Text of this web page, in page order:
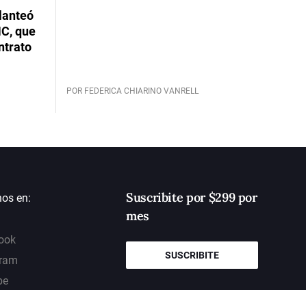
que
POR FEDERICA CHIARINO VANRELL
en:
Suscribite por $299 por
mes
SUSCRIBITE